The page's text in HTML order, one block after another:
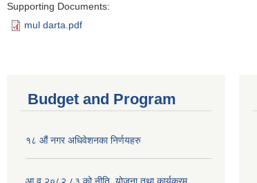
Supporting Documents:
mul darta.pdf
Budget and Program
१८ औं नगर अधिवेशनका निर्णयहरु